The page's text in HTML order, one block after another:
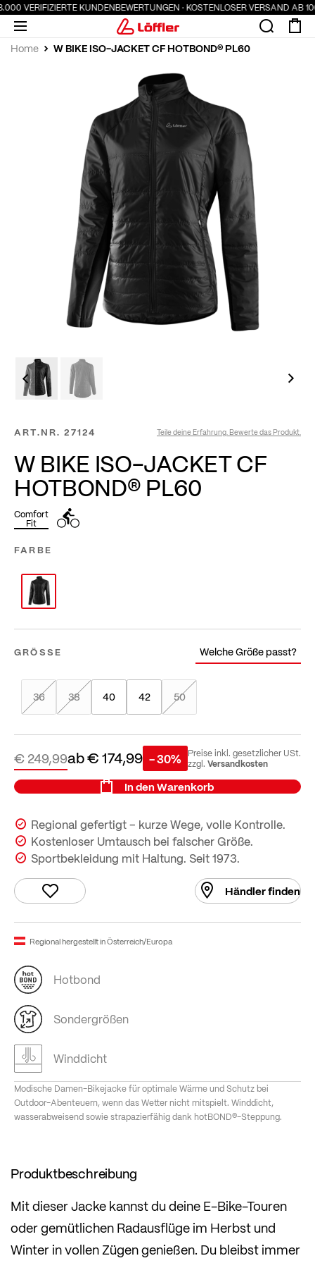
VERIFIZIERTE KUNDENBEWERTUNGEN · KOSTENLOSER VERSAND AB 100
Home W BIKE ISO-JACKET CF HOTBOND® PL60
ART.NR. 27124 Teile deine Erfahrung. Bewerte das Produkt.
W BIKE ISO-JACKET CF
HOTBOND® PL60
Comfort
Fit
FARBE
GRÖSSE Welche Größe passt?
36 38 40 42 50
ab€ 174,99
€ 249,99 - 30% Preise inkl. gesetzlicher USt.
zzgl. Versandkosten
In den Warenkorb
Regional gefertigt – kurze Wege, volle Kontrolle.
Kostenloser Umtausch bei falscher Größe.
Sportbekleidung mit Haltung. Seit 1973.
Händler finden
Regional hergestellt in Österreich/Europa
Hotbond
Sondergrößen
Winddicht
Modische Damen-Bikejacke für optimale Wärme und Schutz bei
Outdoor-Abenteuern, wenn das Wetter nicht mitspielt. Winddicht,
wasserabweisend sowie strapazierfähig dank hotBOND®-Steppung.
Produktbeschreibung
Mit dieser Jacke kannst du deine E-Bike-Touren
oder gemütlichen Radausflüge im Herbst und
Winter in vollen Zügen genießen. Du bleibst immer